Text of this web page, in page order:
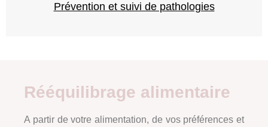
Prévention et suivi de pathologies
Rééquilibrage alimentaire
A partir de votre alimentation, de vos préférences et